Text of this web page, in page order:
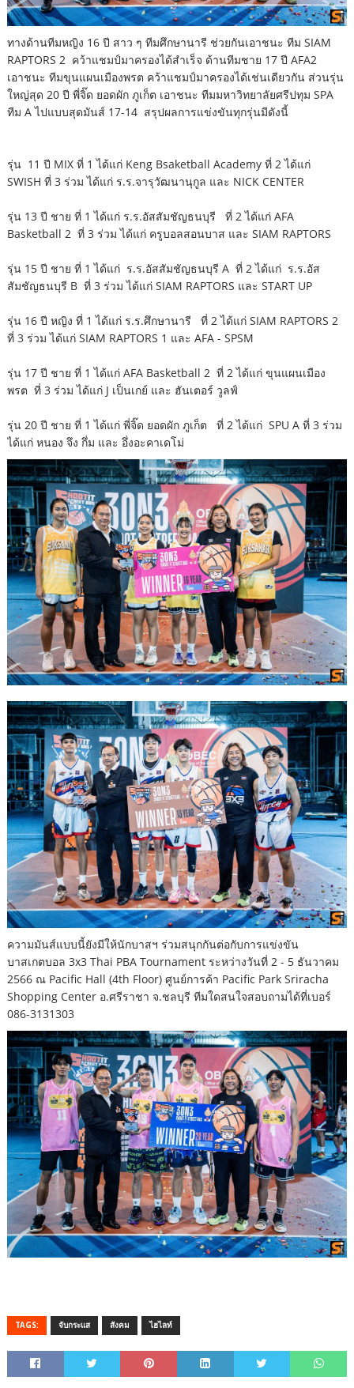
ทางด้านทีมหญิง 16 ปี สาว ๆ ทีมศึกษานารี ช่วยกันเอาชนะ ทีม SIAM
RAPTORS 2 คว้าแชมป์มาครองได้สำเร็จ ด้านทีมชาย 17 ปี AFA2
เอาชนะ ทีมขุนแผนเมืองพรต คว้าแชมป์มาครองได้เช่นเดียวกัน ส่วนรุ่น
ใหญ่สุด 20 ปี พี่จิ๊ด ยอดผัก ภูเก็ต เอาชนะ ทีมมหาวิทยาลัยศรีปทุม SPA
ทีม A ไปแบบสุดมันส์ 17-14 สรุปผลการแข่งขันทุกรุ่นมีดังนี้
รุ่น 11 ปี MIX ที่ 1 ได้แก่ Keng Bsaketball Academy ที่ 2 ได้แก่
SWISH ที่ 3 ร่วม ได้แก่ ร.ร.จารุวัฒนานุกูล และ NICK CENTER
รุ่น 13 ปี ชาย ที่ 1 ได้แก่ ร.ร.อัสสัมชัญธนบุรี ที่ 2 ได้แก่ AFA
Basketball 2 ที่ 3 ร่วม ได้แก่ ครูบอลสอนบาส และ SIAM RAPTORS
รุ่น 15 ปี ชาย ที่ 1 ได้แก่ ร.ร.อัสสัมชัญธนบุรี A ที่ 2 ได้แก่ ร.ร.อัส
สัมชัญธนบุรี B ที่ 3 ร่วม ได้แก่ SIAM RAPTORS และ START UP
รุ่น 16 ปี หญิง ที่ 1 ได้แก่ ร.ร.ศึกษานารี ที่ 2 ได้แก่ SIAM RAPTORS 2
ที่ 3 ร่วม ได้แก่ SIAM RAPTORS 1 และ AFA - SPSM
รุ่น 17 ปี ชาย ที่ 1 ได้แก่ AFA Basketball 2 ที่ 2 ได้แก่ ขุนแผนเมือง
พรต ที่ 3 ร่วม ได้แก่ J เป็นเกย์ และ ฮันเตอร์ วูลฟ์
รุ่น 20 ปี ชาย ที่ 1 ได้แก่ พี่จิ๊ด ยอดผัก ภูเก็ต ที่ 2 ได้แก่ SPU A ที่ 3 ร่วม
ได้แก่ หนอง จึง กึ่ม และ อึ่งอะคาเดโม่
ความมันส์แบบนี้ยังมีให้นักบาสฯ ร่วมสนุกกันต่อกับการแข่งขัน
บาสเกตบอล 3x3 Thai PBA Tournament ระหว่างวันที่ 2 - 5 ธันวาคม
2566 ณ Pacific Hall (4th Floor) ศูนย์การค้า Pacific Park Sriracha
Shopping Center อ.ศรีราชา จ.ชลบุรี ทีมใดสนใจสอบถามได้ที่เบอร์
086-3131303
TAGS: จับกระแส สังคม ไฮไลท์